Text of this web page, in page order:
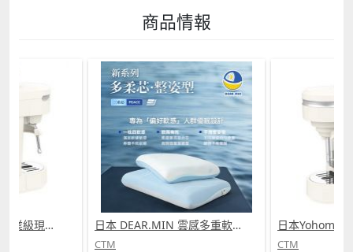
商品情報
日本Yohome 迷你專業級現磨鮮萃奶泡3合1半自動家庭意式咖啡機 (需訂貨) 日本 DEAR.MIN 雲感多重軟芯柔托緩壓Peace柔眠枕 (需訂貨)
CTM CTM